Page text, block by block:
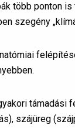
több ponton
szegény
támadási
szájüreg